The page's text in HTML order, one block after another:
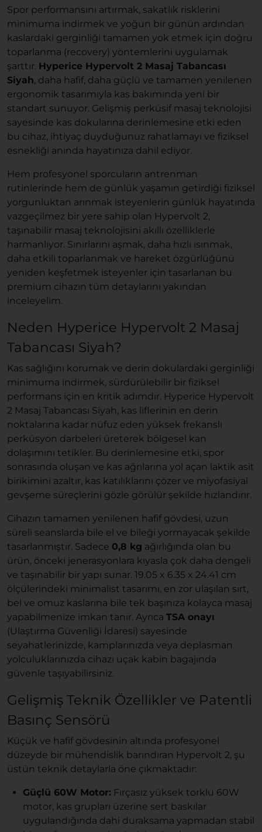
Spor performansını artırmak, sakatlık risklerini
minimuma indirmek ve yoğun bir günün ardından
kaslardaki gerginliği tamamen yok etmek için doğru
toparlanma (recovery) yöntemlerini uygulamak
şarttır. Hyperice Hypervolt 2 Masaj Tabancası
Siyah, daha hafif, daha güçlü ve tamamen yenilenen
ergonomik tasarımıyla kas bakımında yeni bir
standart sunuyor. Gelişmiş perküsif masaj teknolojisi
sayesinde kas dokularına derinlemesine etki eden
bu cihaz, ihtiyaç duyduğunuz rahatlamayı ve fiziksel
esnekliği anında hayatınıza dahil ediyor.
Hem profesyonel sporcuların antrenman
rutinlerinde hem de günlük yaşamın getirdiği fiziksel
yorgunluktan arınmak isteyenlerin günlük hayatında
vazgeçilmez bir yere sahip olan Hypervolt 2,
taşınabilir masaj teknolojisini akıllı özelliklerle
harmanlıyor. Sınırlarını aşmak, daha hızlı ısınmak,
daha etkili toparlanmak ve hareket özgürlüğünü
yeniden keşfetmek isteyenler için tasarlanan bu
premium cihazın tüm detaylarını yakından
inceleyelim.
Neden Hyperice Hypervolt 2 Masaj
Tabancası Siyah?
Kas sağlığını korumak ve derin dokulardaki gerginliği
minimuma indirmek, sürdürülebilir bir fiziksel
performans için en kritik adımdır. Hyperice Hypervolt
2 Masaj Tabancası Siyah, kas liflerinin en derin
noktalarına kadar nüfuz eden yüksek frekanslı
perküsyon darbeleri üreterek bölgesel kan
dolaşımını tetikler. Bu derinlemesine etki, spor
sonrasında oluşan ve kas ağrılarına yol açan laktik asit
birikimini azaltır, kas katılıklarını çözer ve miyofasiyal
gevşeme süreçlerini gözle görülür şekilde hızlandırır.
Cihazın tamamen yenilenen hafif gövdesi, uzun
süreli seanslarda bile el ve bileği yormayacak şekilde
tasarlanmıştır. Sadece 0,8 kg ağırlığında olan bu
ürün, önceki jenerasyonlara kıyasla çok daha dengeli
ve taşınabilir bir yapı sunar. 19.05 x 6.35 x 24.41 cm
ölçülerindeki minimalist tasarımı, en zor ulaşılan sırt,
bel ve omuz kaslarına bile tek başınıza kolayca masaj
yapabilmenize imkan tanır. Ayrıca TSA onayı
(Ulaştırma Güvenliği İdaresi) sayesinde
seyahatlerinizde, kamplarınızda veya deplasman
yolculuklarınızda cihazı uçak kabin bagajında
güvenle taşıyabilirsiniz.
Gelişmiş Teknik Özellikler ve Patentli
Basınç Sensörü
Küçük ve hafif gövdesinin altında profesyonel
düzeyde bir mühendislik barındıran Hypervolt 2, şu
üstün teknik detaylarla öne çıkmaktadır:
Güçlü 60W Motor: Fırçasız yüksek torklu 60W
motor, kas grupları üzerine sert baskılar
uygulandığında dahi duraksama yapmadan stabil